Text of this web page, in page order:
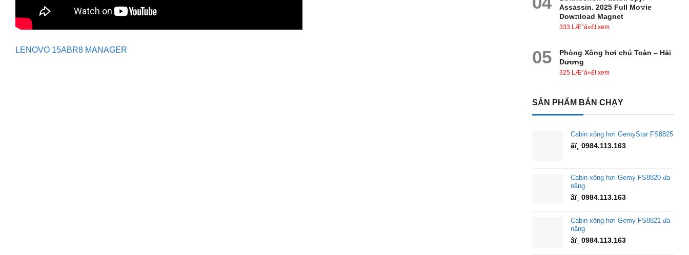
LENOVO 15ABR8 MANAGER
Assassin. 2025 Full Mo𝚟ie
Dow𝚗load Magnet
333 LÆ°á»£t xem
05
Phòng Xông hơi chú Toàn – Hải
Dương
325 LÆ°á»£t xem
SẢN PHẨM BÁN CHẠY
Cabin xông hơi GemyStar FS8825
âï¸ 0984.113.163
Cabin xông hơi Gemy FS8820 đa
năng
âï¸ 0984.113.163
Cabin xông hơi Gemy FS8821 đa
năng
âï¸ 0984.113.163